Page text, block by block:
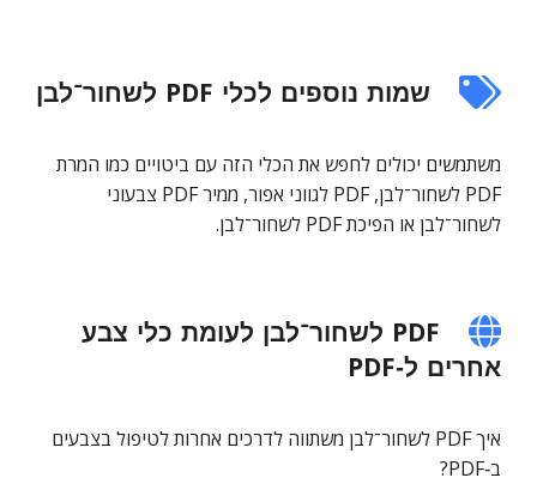
שמות נוספים לכלי PDF לשחור־לבן
משתמשים יכולים לחפש את הכלי הזה עם ביטויים כמו המרת
PDF לשחור־לבן, PDF לגווני אפור, ממיר PDF צבעוני
לשחור־לבן או הפיכת PDF לשחור־לבן.
PDF לשחור־לבן לעומת כלי צבע
אחרים ל‑PDF
איך PDF לשחור־לבן משתווה לדרכים אחרות לטיפול בצבעים
ב‑PDF?